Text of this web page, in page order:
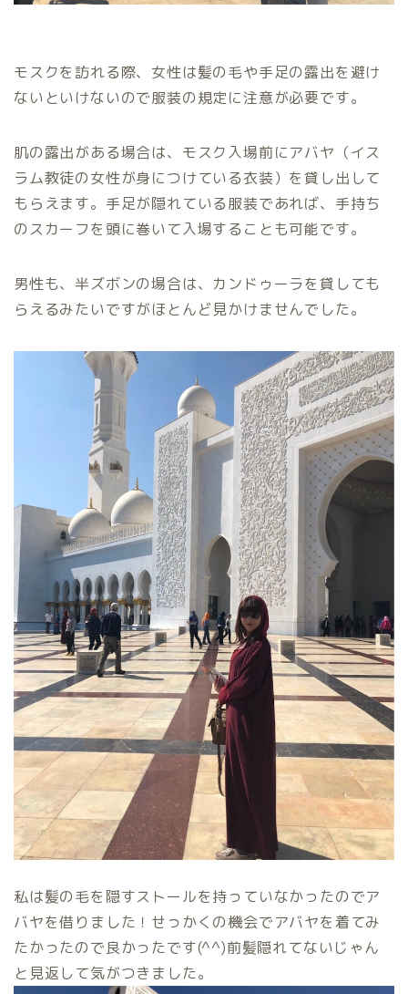
モスクを訪れる際、女性は髪の毛や手足の露出を避け
ないといけないので服装の規定に注意が必要です。
肌の露出がある場合は、モスク入場前にアバヤ（イス
ラム教徒の女性が身につけている衣装）を貸し出して
もらえます。手足が隠れている服装であれば、手持ち
のスカーフを頭に巻いて入場することも可能です。
男性も、半ズボンの場合は、カンドゥーラを貸しても
らえるみたいですがほとんど見かけませんでした。
私は髪の毛を隠すストールを持っていなかったのでア
バヤを借りました！せっかくの機会でアバヤを着てみ
たかったので良かったです(^^)前髪隠れてないじゃん
と見返して気がつきました。